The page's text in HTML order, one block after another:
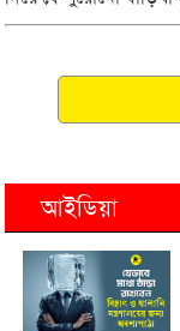
আইডিয়া